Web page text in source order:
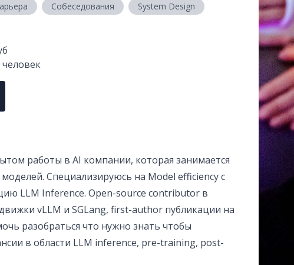
Собеседования System Design
человек
работы в AI компании, которая занимается
Специализируюсь на Model efficiency с
LLM Inference. Open-source contributor в
vLLM и SGLang, first-author публикации на
разобраться что нужно знать чтобы
в области LLM inference, pre-training, post-